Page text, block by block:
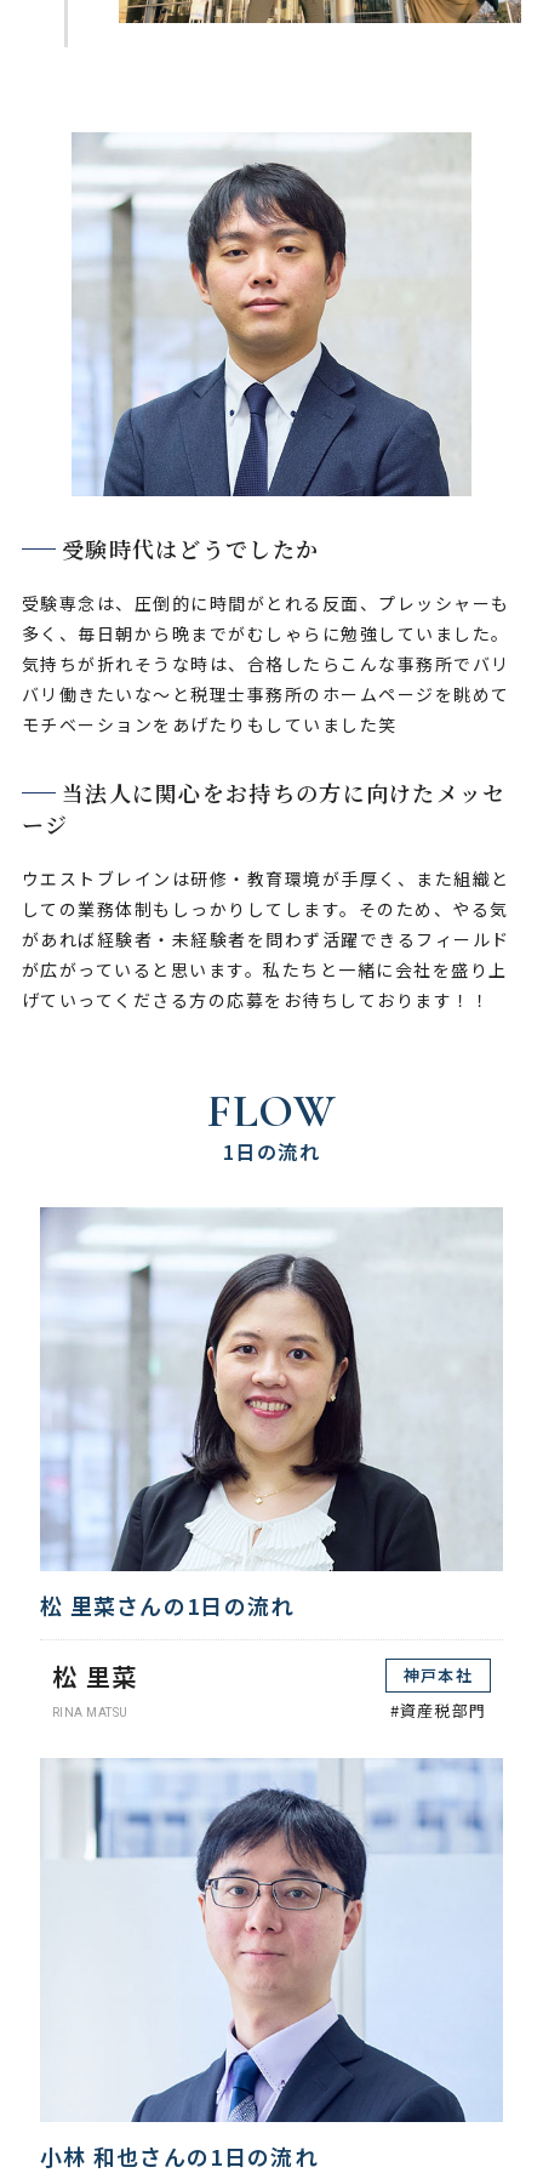
受験時代はどうでしたか
受験専念は、圧倒的に時間がとれる反面、プレッシャーも
多く、毎日朝から晩までがむしゃらに勉強していました。
気持ちが折れそうな時は、合格したらこんな事務所でバリ
バリ働きたいな～と税理士事務所のホームページを眺めて
モチベーションをあげたりもしていました笑
当法人に関心をお持ちの方に向けたメッセ
ージ
ウエストブレインは研修・教育環境が手厚く、また組織と
しての業務体制もしっかりしてします。そのため、やる気
があれば経験者・未経験者を問わず活躍できるフィールド
が広がっていると思います。私たちと一緒に会社を盛り上
げていってくださる方の応募をお待ちしております！！
FLOW
1日の流れ
松 里菜さんの1日の流れ
松 里菜
RINA MATSU
神戸本社
#資産税部門
小林 和也さんの1日の流れ